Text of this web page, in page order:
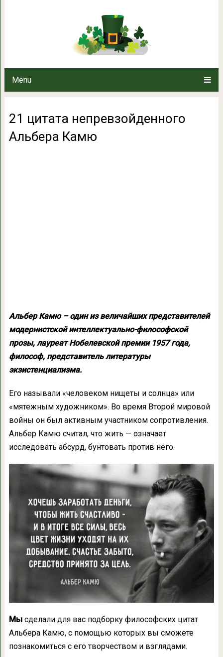
Menu
21 цитата
21 цитата непревзойденного
Альбера Камю
Альбер Камю – один из величайших представителей
модернистской интеллектуально-философской
прозы, лауреат Нобелевской премии 1957 года,
философ, представитель литературы
экзистенциализма.
Его называли «человеком нищеты и солнца» или
«мятежным художником». Во время Второй мировой
войны он был активным участником сопротивления.
Альбер Камю считал, что жить — означает
исследовать абсурд, бунтовать против него.
Мысделали для вас подборку философских цитат
Альбера Камю, с помощью которых вы сможете
познакомиться с его творчеством и взглядами.